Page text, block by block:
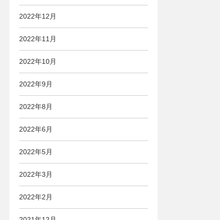
2022年12月
2022年11月
2022年10月
2022年9月
2022年8月
2022年6月
2022年5月
2022年3月
2022年2月